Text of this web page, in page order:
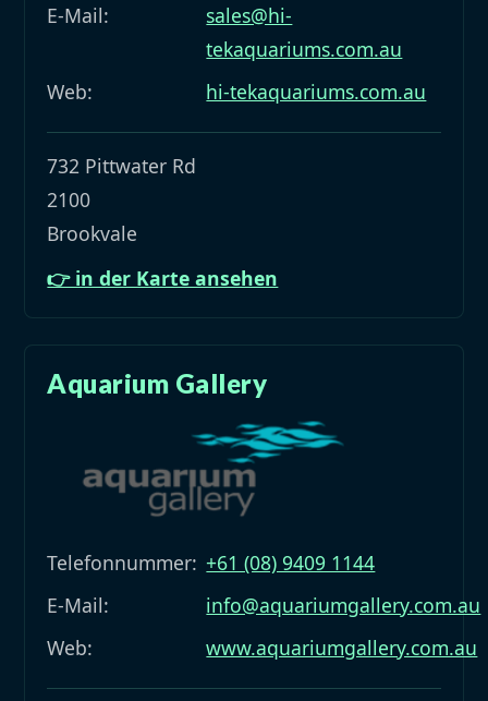
E-Mail:
sales@hi-
tekaquariums.com.au
Web:
hi-tekaquariums.com.au
732 Pittwater Rd
2100
Brookvale
👉 in der Karte ansehen
Aquarium Gallery
Telefonnummer: +61 (08) 9409 1144
E-Mail:
info@aquariumgallery.com.au
Web:
www.aquariumgallery.com.au